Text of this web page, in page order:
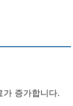
가 증가합니다.